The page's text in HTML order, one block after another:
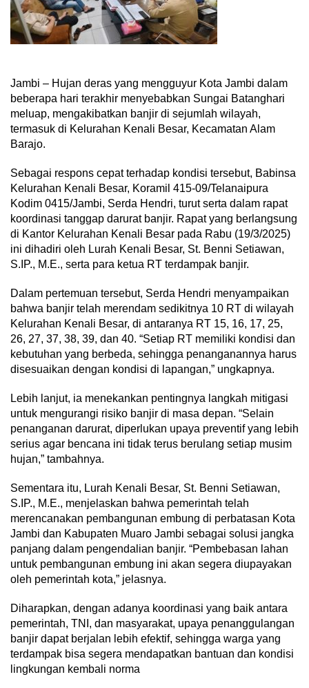
Jambi – Hujan deras yang mengguyur Kota Jambi dalam
beberapa hari terakhir menyebabkan Sungai Batanghari
meluap, mengakibatkan banjir di sejumlah wilayah,
termasuk di Kelurahan Kenali Besar, Kecamatan Alam
Barajo.
Sebagai respons cepat terhadap kondisi tersebut, Babinsa
Kelurahan Kenali Besar, Koramil 415-09/Telanaipura
Kodim 0415/Jambi, Serda Hendri, turut serta dalam rapat
koordinasi tanggap darurat banjir. Rapat yang berlangsung
di Kantor Kelurahan Kenali Besar pada Rabu (19/3/2025)
ini dihadiri oleh Lurah Kenali Besar, St. Benni Setiawan,
S.IP., M.E., serta para ketua RT terdampak banjir.
Dalam pertemuan tersebut, Serda Hendri menyampaikan
bahwa banjir telah merendam sedikitnya 10 RT di wilayah
Kelurahan Kenali Besar, di antaranya RT 15, 16, 17, 25,
26, 27, 37, 38, 39, dan 40. “Setiap RT memiliki kondisi dan
kebutuhan yang berbeda, sehingga penanganannya harus
disesuaikan dengan kondisi di lapangan,” ungkapnya.
Lebih lanjut, ia menekankan pentingnya langkah mitigasi
untuk mengurangi risiko banjir di masa depan. “Selain
penanganan darurat, diperlukan upaya preventif yang lebih
serius agar bencana ini tidak terus berulang setiap musim
hujan,” tambahnya.
Sementara itu, Lurah Kenali Besar, St. Benni Setiawan,
S.IP., M.E., menjelaskan bahwa pemerintah telah
merencanakan pembangunan embung di perbatasan Kota
Jambi dan Kabupaten Muaro Jambi sebagai solusi jangka
panjang dalam pengendalian banjir. “Pembebasan lahan
untuk pembangunan embung ini akan segera diupayakan
oleh pemerintah kota,” jelasnya.
Diharapkan, dengan adanya koordinasi yang baik antara
pemerintah, TNI, dan masyarakat, upaya penanggulangan
banjir dapat berjalan lebih efektif, sehingga warga yang
terdampak bisa segera mendapatkan bantuan dan kondisi
lingkungan kembali norma